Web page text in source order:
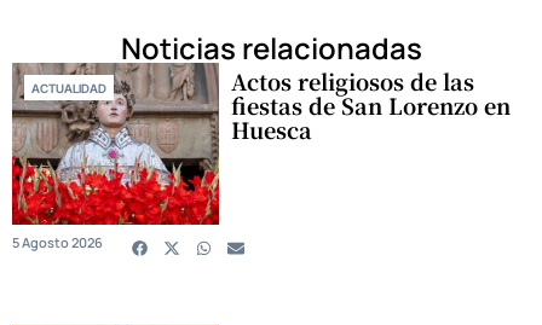
Noticias relacionadas
ACTUALIDAD Actos religiosos de las
fiestas de San Lorenzo en
Huesca
5 Agosto 2026